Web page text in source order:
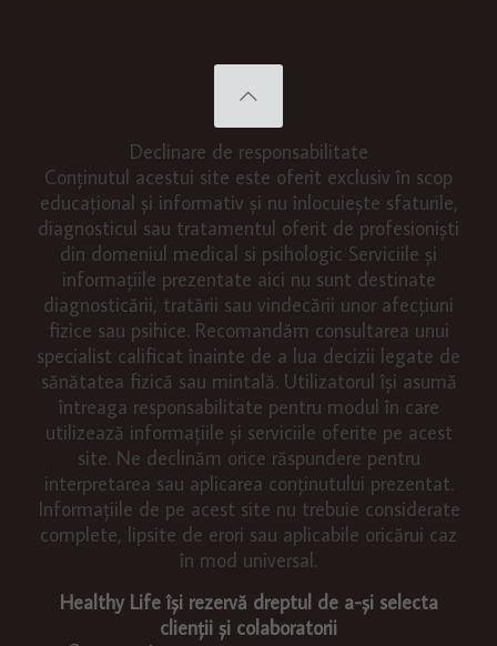
Declinare de responsabilitate
Conținutul acestui site este oferit exclusiv în scop
educațional și informativ și nu înlocuiește sfaturile,
diagnosticul sau tratamentul oferit de profesioniști
din domeniul medical si psihologic Serviciile și
informațiile prezentate aici nu sunt destinate
diagnosticării, tratării sau vindecării unor afecțiuni
fizice sau psihice. Recomandăm consultarea unui
specialist calificat înainte de a lua decizii legate de
sănătatea fizică sau mintală. Utilizatorul își asumă
întreaga responsabilitate pentru modul în care
utilizează informațiile și serviciile oferite pe acest
site. Ne declinăm orice răspundere pentru
interpretarea sau aplicarea conținutului prezentat.
Informațiile de pe acest site nu trebuie considerate
complete, lipsite de erori sau aplicabile oricărui caz
în mod universal.
Healthy Life își rezervă dreptul de a-și selecta
clienții și colaboratorii